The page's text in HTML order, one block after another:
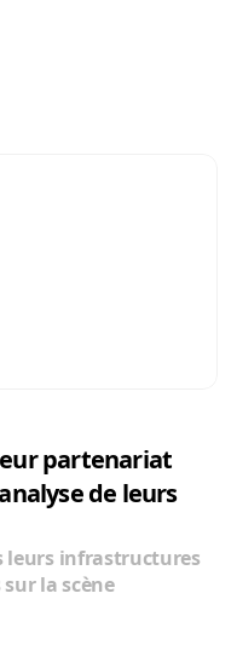
partenariat
de leurs
leurs infrastructures
la scène